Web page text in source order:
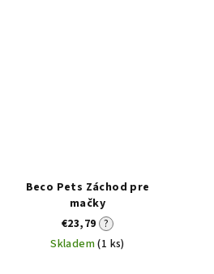
Beco Pets Záchod pre
mačky
€23,79 ?
Skladem(1 ks)